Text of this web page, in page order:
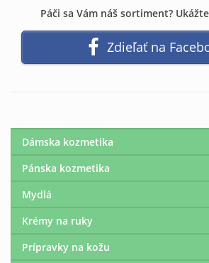
Páči sa Vám náš sortiment?
Zdieľať na
Dámska kozmetika
Pánska kozmetika
Mydlá
Krémy na ruky
Prípravky na kožu